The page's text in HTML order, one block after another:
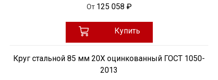
От 125 058 ₽
Купить
Круг стальной 85 мм 20Х оцинкованный ГОСТ 1050-
2013